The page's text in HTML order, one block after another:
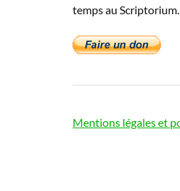
temps au Scriptorium.
Mentions légales et